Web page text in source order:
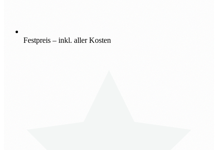
Festpreis – inkl. aller Kosten